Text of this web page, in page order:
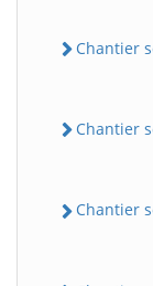
Chantier
Chantier
Chantier